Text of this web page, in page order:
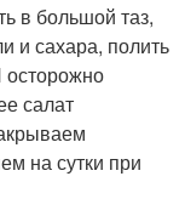
в большой таз,
и сахара, полить
осторожно
салат
на сутки при